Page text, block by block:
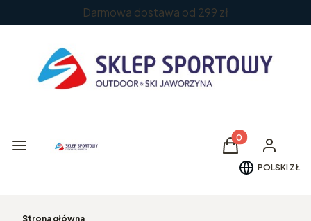
Darmowa dostawa od 299 zł
Menu Produkty w
Koszyk Zaloguj
POLSKI ZŁ
Strona główna